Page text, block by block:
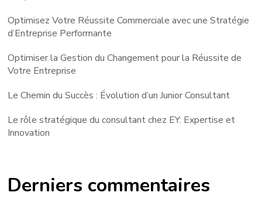
Optimisez Votre Réussite Commerciale avec une Stratégie
d’Entreprise Performante
Optimiser la Gestion du Changement pour la Réussite de
Votre Entreprise
Le Chemin du Succès : Évolution d’un Junior Consultant
Le rôle stratégique du consultant chez EY: Expertise et
Innovation
Derniers commentaires